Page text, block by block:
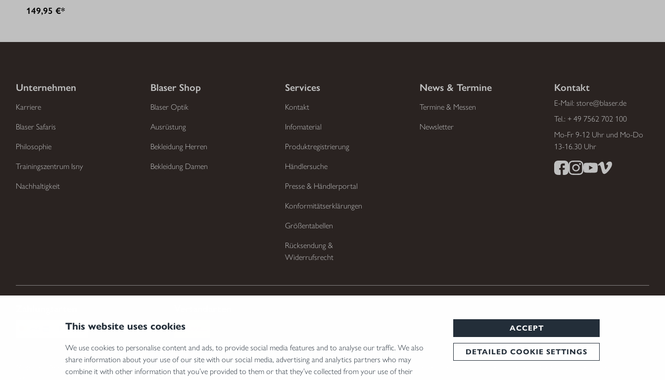
This website uses cookies
We use cookies to personalise content and ads, to provide social media features and to analyse our traffic. We also
share information about your use of our site with our social media, advertising and analytics partners who may
combine it with other information that you’ve provided to them or that they’ve collected from your use of their
ACCEPT
DETAILED COOKIE SETTINGS
149,95 €*
Unternehmen
Karriere
Blaser Safaris
Philosophie
Trainingszentrum Isny
Nachhaltigkeit
Blaser Shop
Blaser Optik
Ausrüstung
Bekleidung Herren
Bekleidung Damen
Services
Kontakt
Infomaterial
Produktregistrierung
Händlersuche
Presse & Händlerportal
Konformitätserklärungen
Größentabellen
Rücksendung &
Widerrufsrecht
News & Termine
Termine & Messen
Newsletter
Kontakt
E-Mail: store@blaser.de
Tel.: + 49 7562 702 100
Mo-Fr 9-12 Uhr und Mo-Do
13-16.30 Uhr